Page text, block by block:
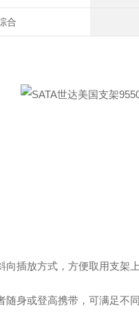
合
插放方式，方便取用支架
身或登高携带，可满足不